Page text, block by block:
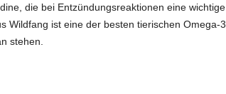
die bei Entzündungsreaktionen eine wichtige
Wildfang ist eine der besten tierischen Omega-3
stehen.